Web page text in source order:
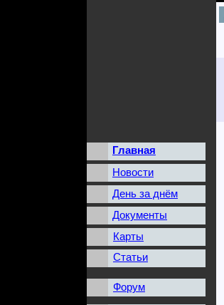
Главная
Новости
День за днём
Документы
Карты
Статьи
Форум